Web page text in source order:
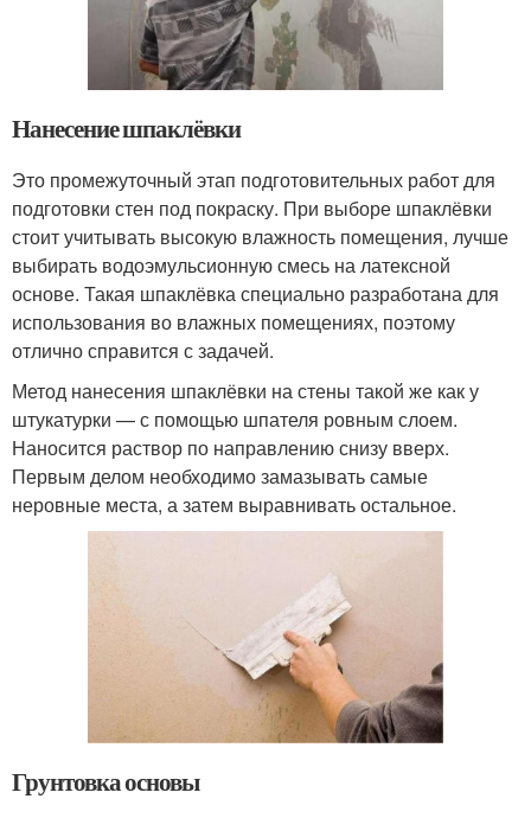
Нанесение шпаклёвки
Это промежуточный этап подготовительных работ для
подготовки стен под покраску. При выборе шпаклёвки
стоит учитывать высокую влажность помещения, лучше
выбирать водоэмульсионную смесь на латексной
основе. Такая шпаклёвка специально разработана для
использования во влажных помещениях, поэтому
отлично справится с задачей.
Метод нанесения шпаклёвки на стены такой же как у
штукатурки — с помощью шпателя ровным слоем.
Наносится раствор по направлению снизу вверх.
Первым делом необходимо замазывать самые
неровные места, а затем выравнивать остальное.
Грунтовка основы